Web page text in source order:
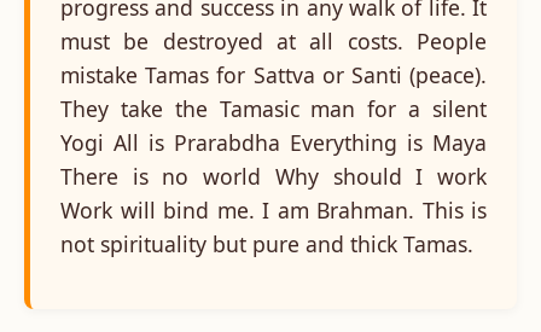
progress and success in any walk of life. It
must be destroyed at all costs. People
mistake Tamas for Sattva or Santi (peace).
They take the Tamasic man for a silent
Yogi All is Prarabdha Everything is Maya
There is no world Why should I work
Work will bind me. I am Brahman. This is
not spirituality but pure and thick Tamas.